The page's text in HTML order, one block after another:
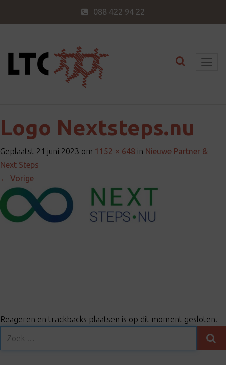
088 422 94 22
T
Toggle
Logo Nextsteps.nu
Geplaatst 21 juni 2023 om 1152 × 648 in Nieuwe Partner &
Next Steps
← Vorige
Reageren en trackbacks plaatsen is op dit moment gesloten.